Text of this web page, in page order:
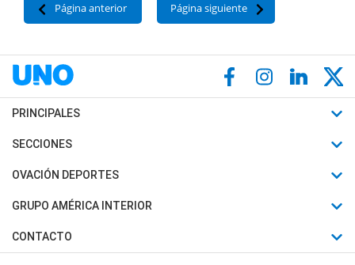
Página anterior Página siguiente
PRINCIPALES
Últimas Noticias
Política
Judiciales
SECCIONES
Horóscopo
Motores
Trucos caseros
OVACIÓN DEPORTES
Fútbol
Mundial
Automovilismo
GRUPO AMÉRICA INTERIOR
Canal 7 en Vivo
CONTACTO